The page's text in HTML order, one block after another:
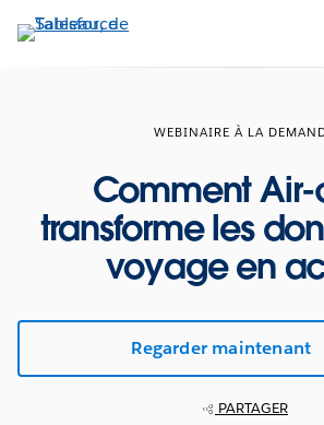
Aller
au
WEBINAIRE À LA
Comment
transforme les
voyage en
Regarder maintenant
PARTAGER